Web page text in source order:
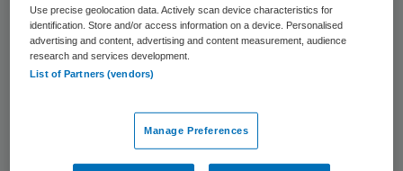
bedrijfsvoering, management en coaching.
Visie, actie en tempo
Wil je binnen jouw organisatie zelfsturing
invoeren? Begin met een duidelijke visie op
Use precise geolocation data. Actively scan device characteristics for
identification. Store and/or access information on a device. Personalised
advertising and content, advertising and content measurement, audience
research and services development.
List of Partners (vendors)
Manage Preferences